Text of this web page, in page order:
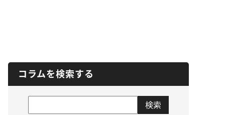
コラムを検索する